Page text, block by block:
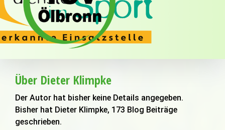
Über Dieter Klimpke
Der Autor hat bisher keine Details angegeben.
Bisher hat Dieter Klimpke, 173 Blog Beiträge
geschrieben.